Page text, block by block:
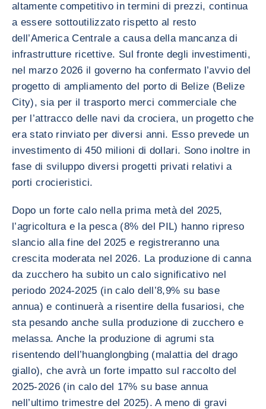
altamente competitivo in termini di prezzi, continua
a essere sottoutilizzato rispetto al resto
dell’America Centrale a causa della mancanza di
infrastrutture ricettive. Sul fronte degli investimenti,
nel marzo 2026 il governo ha confermato l’avvio del
progetto di ampliamento del porto di Belize (Belize
City), sia per il trasporto merci commerciale che
per l’attracco delle navi da crociera, un progetto che
era stato rinviato per diversi anni. Esso prevede un
investimento di 450 milioni di dollari. Sono inoltre in
fase di sviluppo diversi progetti privati relativi a
porti crocieristici.
Dopo un forte calo nella prima metà del 2025,
l’agricoltura e la pesca (8% del PIL) hanno ripreso
slancio alla fine del 2025 e registreranno una
crescita moderata nel 2026. La produzione di canna
da zucchero ha subito un calo significativo nel
periodo 2024-2025 (in calo dell’8,9% su base
annua) e continuerà a risentire della fusariosi, che
sta pesando anche sulla produzione di zucchero e
melassa. Anche la produzione di agrumi sta
risentendo dell’huanglongbing (malattia del drago
giallo), che avrà un forte impatto sul raccolto del
2025-2026 (in calo del 17% su base annua
nell’ultimo trimestre del 2025). A meno di gravi